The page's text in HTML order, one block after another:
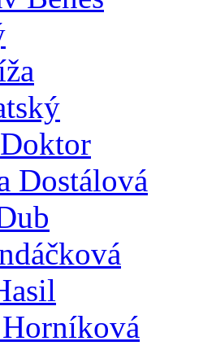
Dostálová